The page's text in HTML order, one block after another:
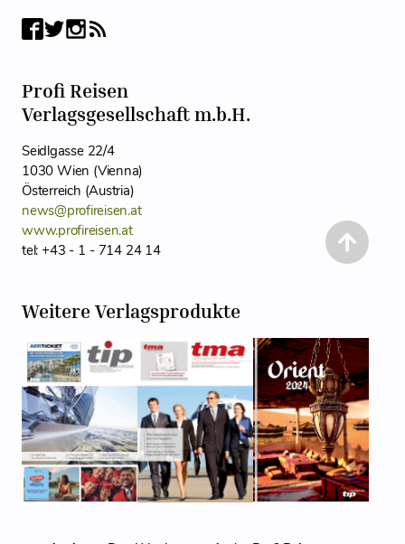
Profi Reisen
Verlagsgesellschaft m.b.H.
Seidlgasse 22/4
1030 Wien (Vienna)
Österreich (Austria)
news@profireisen.at
www.profireisen.at
tel: +43 - 1 - 714 24 14
Weitere Verlagsprodukte